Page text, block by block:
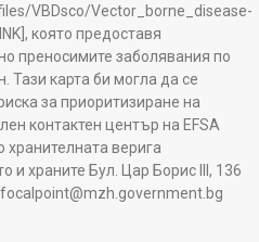
VBDsco/Vector_borne_disease-
която предоставя
преносимите заболявания по
Тази карта би могла да се
за приоритизиране на
контактен център на EFSA
хранителната верига
и храните Бул. Цар Борис III, 136